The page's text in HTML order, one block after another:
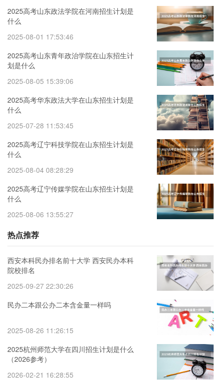
2025高考山东政法学院在河南招生计划是
什么
2025-08-01 17:53:46
2025高考山东青年政治学院在山东招生计
划是什么
2025-08-05 15:39:06
2025高考华东政法大学在山东招生计划是
什么
2025-07-28 11:53:45
2025高考辽宁科技学院在山东招生计划是
什么
2025-08-04 08:28:29
2025高考辽宁传媒学院在山东招生计划是
什么
2025-08-06 13:55:27
热点推荐
西安本科民办排名前十大学 西安民办本科
院校排名
2025-09-27 22:30:26
民办二本跟公办二本含金量一样吗
2025-08-26 11:26:15
2025杭州师范大学在四川招生计划是什么
（2026参考）
2026-02-21 16:28:55